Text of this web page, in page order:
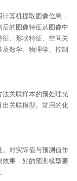
算机提取图像信息，
的图像特征从图像中
、形状特征、空间关
数学、物理学、控制
关联样本的预处理光
关联模型。常用的化
对实际值与预测值作
果，好的预测模型要